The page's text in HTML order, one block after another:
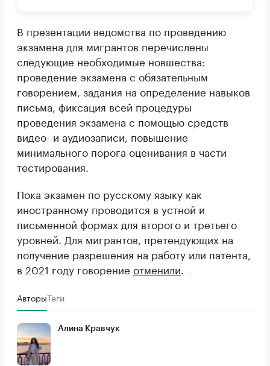
В презентации ведомства по проведению
экзамена для мигрантов перечислены
следующие необходимые новшества:
проведение экзамена с обязательным
говорением, задания на определение навыков
письма, фиксация всей процедуры
проведения экзамена с помощью средств
видео- и аудиозаписи, повышение
минимального порога оценивания в части
тестирования.
Пока экзамен по русскому языку как
иностранному проводится в устной и
письменной формах для второго и третьего
уровней. Для мигрантов, претендующих на
получение разрешения на работу или патента,
в 2021 году говорение отменили
АвторыТеги
Алина Кравчук